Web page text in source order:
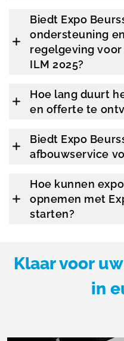
Biedt Expo
ondersteuning
regelgeving
ILM 2025?
Hoe lang duurt
en offerte te
Biedt Expo
afbouwservice
Hoe kunnen
opnemen met
starten?
Klaar voor
in